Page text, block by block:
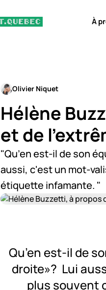
À
Olivier Niquet
Hélène
et de
"Qu’en est-il de son
aussi, c'est un mot-
étiquette infamante. "
Qu’en est-il de
droite»? Lui
plus souvent